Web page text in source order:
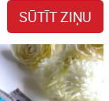
SŪTĪT ZIŅU